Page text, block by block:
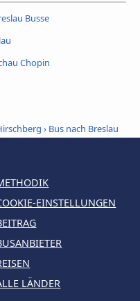
Busse
Chopin
› Bus nach Breslau
EINSTELLUNGEN
LÄNDER